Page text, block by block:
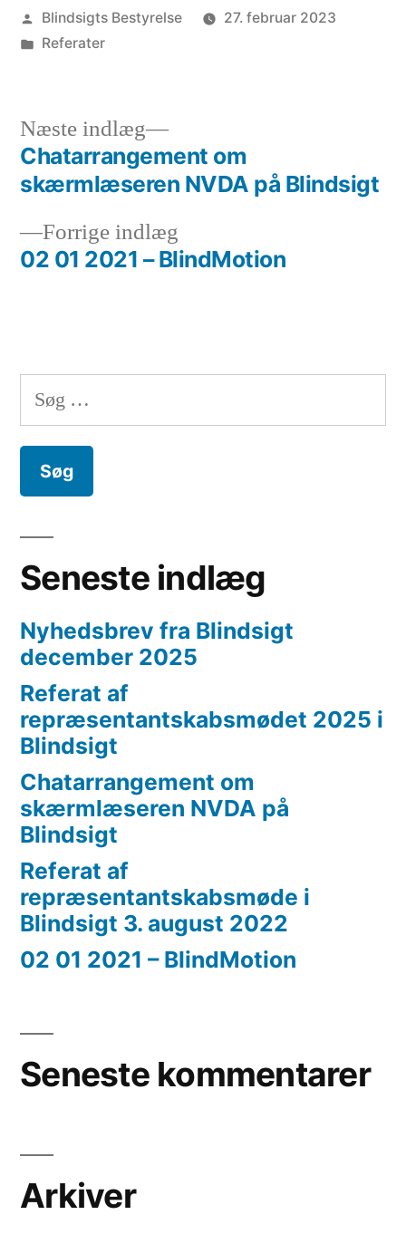
Posted
by
Blindsigts Bestyrelse
27. februar 2023
Posted
Referater
Indlægsnavigation
Forrige indlæg
post:
02 01 2021 – BlindMotion
Næste indlæg
Next
post:
Chatarrangement om
skærmlæseren NVDA på Blindsigt
Søg
efter:
Seneste indlæg
Nyhedsbrev fra Blindsigt
december 2025
Referat af
repræsentantskabsmødet 2025 i
Blindsigt
Chatarrangement om
skærmlæseren NVDA på
Blindsigt
Referat af
repræsentantskabsmøde i
Blindsigt 3. august 2022
02 01 2021 – BlindMotion
Seneste kommentarer
Arkiver